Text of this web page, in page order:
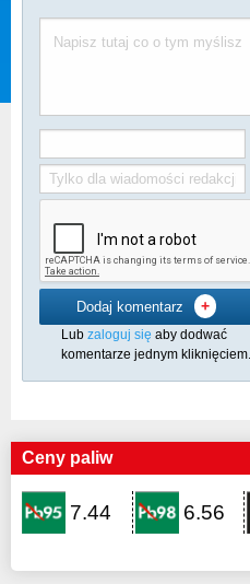
Dodaj komentarz +
Lub zaloguj się aby dodwać
komentarze jednym kliknięciem.
Ceny paliw
7.44 6.56